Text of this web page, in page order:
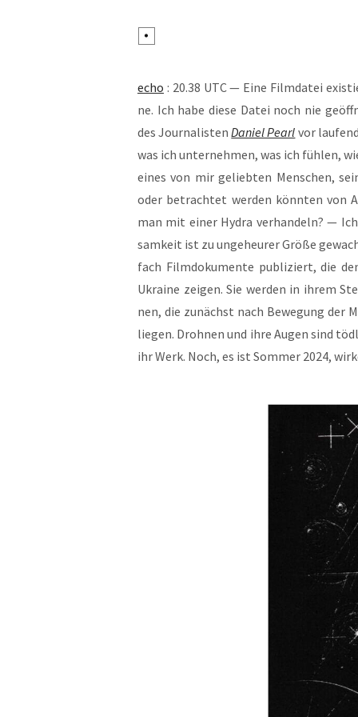
echo : 20.38 UTC — Eine Film­da­tei
ne. Ich habe die­se Datei noch nie
des Jour­na­lis­tenDani­el Pearl vor
was ich unter­neh­men, was ich füh­len,
eines von mir gelieb­ten Men­schen,
oder betrach­tet wer­den könn­ten von
man mit einer Hydra ver­han­deln? —
sam­keit ist zu unge­heu­rer Grö­ße
fach Film­do­ku­men­te publi­ziert, die
Ukrai­ne zei­gen. Sie wer­den in ihrem
nen, die zunächst nach Bewe­gung der
lie­gen. Droh­nen und ihre Augen sind
ihr Werk. Noch, es ist Som­mer 2024,